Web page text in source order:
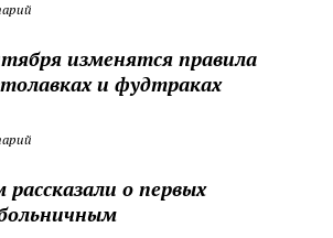
изменятся правила
и фудтраках
о первых